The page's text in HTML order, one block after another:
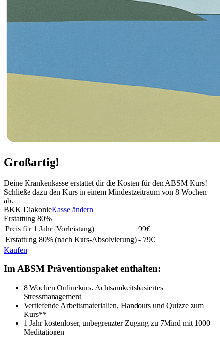
Großartig!
Deine Krankenkasse erstattet dir die Kosten für den ABSM Kurs!
Schließe dazu den Kurs in einem Mindestzeitraum von 8 Wochen
ab.
BKK DiakonieKasse ändern
Erstattung 80%
Preis für 1 Jahr (Vorleistung)
99€
Erstattung 80% (nach Kurs-Absolvierung) - 79€
Kaufen
Im ABSM Präventionspaket enthalten:
8 Wochen Onlinekurs: Achtsamkeitsbasiertes
Stressmanagement
Vertiefende Arbeitsmaterialien, Handouts und Quizze zum
Kurs**
1 Jahr kostenloser, unbegrenzter Zugang zu 7Mind mit 1000
Meditationen